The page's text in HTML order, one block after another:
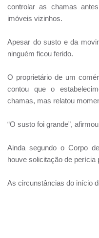
controlar as chamas
imóveis vizinhos.
Apesar do susto e da
ninguém ficou ferido.
O proprietário de um
contou que o
chamas, mas relatou
“O susto foi grande”,
Ainda segundo o Corpo
houve solicitação de perícia
As circunstâncias do início